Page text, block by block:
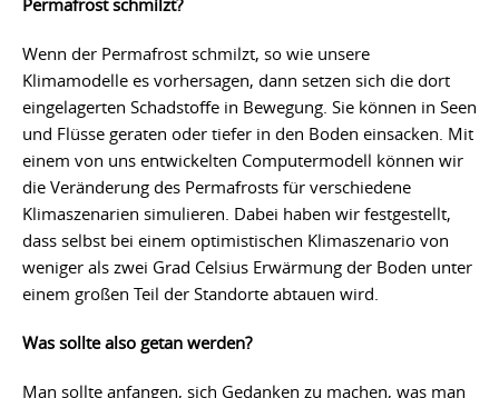
Permafrost schmilzt?
Wenn der Permafrost schmilzt, so wie unsere
Klimamodelle es vorhersagen, dann setzen sich die dort
eingelagerten Schadstoffe in Bewegung. Sie können in Seen
und Flüsse geraten oder tiefer in den Boden einsacken. Mit
einem von uns entwickelten Computermodell können wir
die Veränderung des Permafrosts für verschiedene
Klimaszenarien simulieren. Dabei haben wir festgestellt,
dass selbst bei einem optimistischen Klimaszenario von
weniger als zwei Grad Celsius Erwärmung der Boden unter
einem großen Teil der Standorte abtauen wird.
Was sollte also getan werden?
Man sollte anfangen, sich Gedanken zu machen, was man